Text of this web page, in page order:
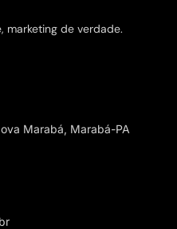
marketing de verdade.
Marabá, Marabá-PA